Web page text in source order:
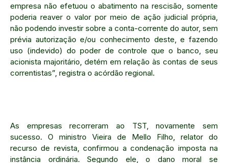
empresa não efetuou o abatimento na rescisão, somente
poderia reaver o valor por meio de ação judicial própria,
não podendo investir sobre a conta-corrente do autor, sem
prévia autorização e/ou conhecimento deste, e fazendo
uso (indevido) do poder de controle que o banco, seu
acionista majoritário, detém em relação às contas de seus
correntistas”, registra o acórdão regional.
As empresas recorreram ao TST, novamente sem
sucesso. O ministro Vieira de Mello Filho, relator do
recurso de revista, confirmou a condenação imposta na
instância ordinária. Segundo ele, o dano moral se